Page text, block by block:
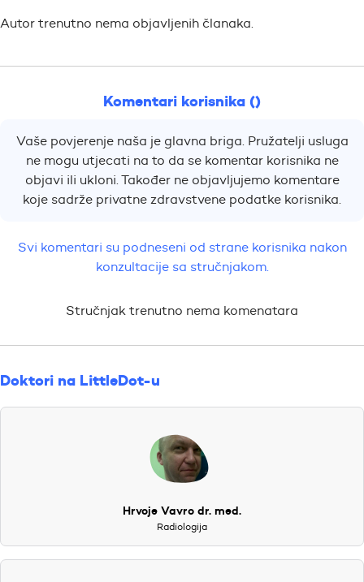
Autor trenutno nema objavljenih članaka.
Komentari korisnika ()
Vaše povjerenje naša je glavna briga. Pružatelji usluga
ne mogu utjecati na to da se komentar korisnika ne
objavi ili ukloni. Također ne objavljujemo komentare
koje sadrže privatne zdravstvene podatke korisnika.
Svi komentari su podneseni od strane korisnika nakon
konzultacije sa stručnjakom.
Stručnjak trenutno nema komenatara
Doktori na LittleDot-u
Hrvoje Vavro dr. med.
Radiologija